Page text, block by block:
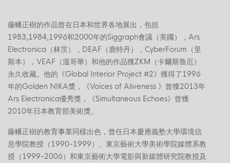
藤幡正樹的作品曾在日本和世界各地展出，包括
1983,1984,1996和2000年的Siggraph會議（美國），Ars
Electronica（林茨），DEAF（鹿特丹），CyberForum（里
斯本），VEAF（溫哥華）和他的作品獲ZKM（卡爾斯魯厄）
永久收藏。他的《Global Interior Project #2》獲得了1996
年的Golden NIKA獎，《Voices of Aliveness 》曾獲2013年
Ars Electronica優秀獎，《Simultaneous Echoes》曾獲
2010年日本教育部美術獎。
藤幡正樹的教育事業同樣出色，曾任日本慶應義塾大學環境信
息學院教授（1990-1999）、東京藝術大學美術學院媒體系教
授（1999-2006）和東京藝術大學電影與新媒體研究院教授及